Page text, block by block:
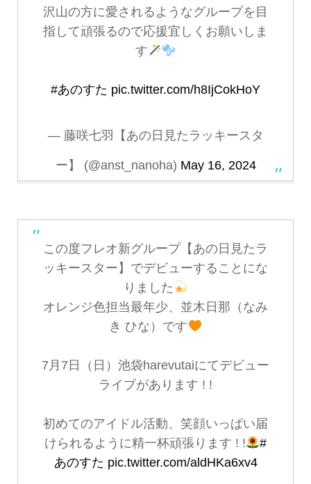
沢山の方に愛されるようなグループを目
指して頑張るので応援宜しくお願いしま
す
#あのすた pic.twitter.com/h8IjCokHoY
— 藤咲七羽【あの日見たラッキースタ
ー】 (@anst_nanoha) May 16, 2024
この度フレオ新グループ【あの日見たラ
ッキースター】でデビューすることにな
りました
オレンジ色担当最年少、並木日那（なみ
き ひな）です
7月7日（日）池袋harevutaiにてデビュー
ライブがあります ! !
初めてのアイドル活動、笑顔いっぱい届
けられるように精一杯頑張ります ! !
#
あのすた pic.twitter.com/aldHKa6xv4